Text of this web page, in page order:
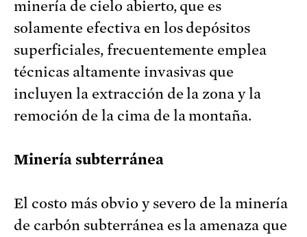
minería de cielo abierto, que es
solamente efectiva en los depósitos
superficiales, frecuentemente emplea
técnicas altamente invasivas que
incluyen la extracción de la zona y la
remoción de la cima de la montaña.
Minería subterránea
El costo más obvio y severo de la minería
de carbón subterránea es la amenaza que